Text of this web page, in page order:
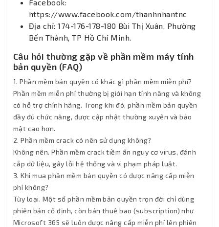
Facebook:
https://www.facebook.com/thanhnhantnc
Địa chỉ: 174-176-178-180 Bùi Thị Xuân, Phường
Bến Thành, TP Hồ Chí Minh.
Câu hỏi thường gặp về phần mềm máy tính
bản quyền (FAQ)
1. Phần mềm bản quyền có khác gì phần mềm miễn phí?
Phần mềm miễn phí thường bị giới hạn tính năng và không
có hỗ trợ chính hãng. Trong khi đó, phần mềm bản quyền
đầy đủ chức năng, được cập nhật thường xuyên và bảo
mật cao hơn.
2. Phần mềm crack có nên sử dụng không?
Không nên. Phần mềm crack tiềm ẩn nguy cơ virus, đánh
cắp dữ liệu, gây lỗi hệ thống và vi phạm pháp luật.
3. Khi mua phần mềm bản quyền có được nâng cấp miễn
phí không?
Tùy loại. Một số phần mềm bản quyền trọn đời chỉ dùng
phiên bản cố định, còn bản thuê bao (subscription) như
Microsoft 365 sẽ luôn được nâng cấp miễn phí lên phiên